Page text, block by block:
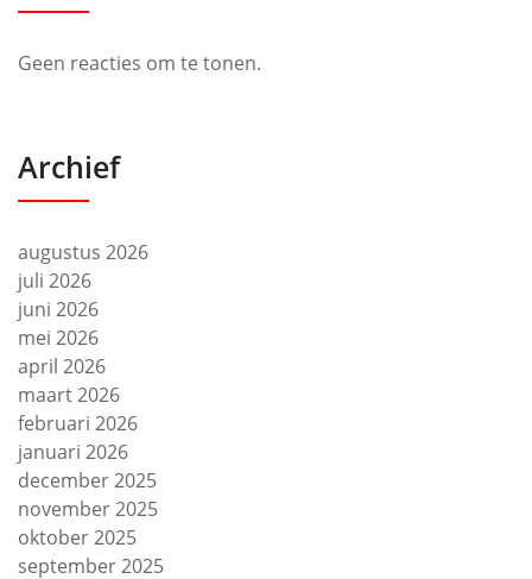
Geen reacties om te tonen.
Archief
augustus 2026
juli 2026
juni 2026
mei 2026
april 2026
maart 2026
februari 2026
januari 2026
december 2025
november 2025
oktober 2025
september 2025